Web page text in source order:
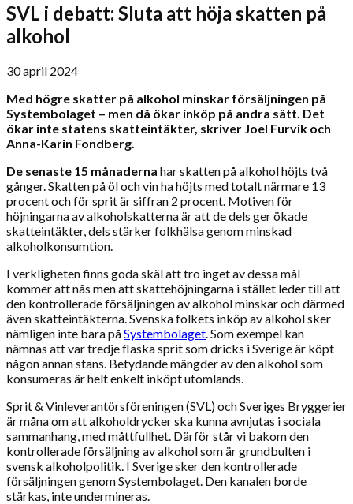
SVL i debatt: Sluta att höja skatten på
alkohol
30 april 2024
Med högre skatter på alkohol minskar försäljningen på
Systembolaget – men då ökar inköp på andra sätt. Det
ökar inte statens skatteintäkter, skriver Joel Furvik och
Anna-Karin Fondberg.
De senaste 15 månaderna har skatten på alkohol höjts två
gånger. Skatten på öl och vin ha höjts med totalt närmare 13
procent och för sprit är siffran 2 procent. Motiven för
höjningarna av alkoholskatterna är att de dels ger ökade
skatteintäkter, dels stärker folkhälsa genom minskad
alkoholkonsumtion.
I verkligheten finns goda skäl att tro inget av dessa mål
kommer att nås men att skattehöjningarna i stället leder till att
den kontrollerade försäljningen av alkohol minskar och därmed
även skatteintäkterna. Svenska folkets inköp av alkohol sker
nämligen inte bara påSystembolaget. Som exempel kan
nämnas att var tredje flaska sprit som dricks i Sverige är köpt
någon annan stans. Betydande mängder av den alkohol som
konsumeras är helt enkelt inköpt utomlands.
Sprit & Vinleverantörsföreningen (SVL) och Sveriges Bryggerier
är måna om att alkoholdrycker ska kunna avnjutas i sociala
sammanhang, med måttfullhet. Därför står vi bakom den
kontrollerade försäljning av alkohol som är grundbulten i
svensk alkoholpolitik. I Sverige sker den kontrollerade
försäljningen genom Systembolaget. Den kanalen borde
stärkas, inte undermineras.